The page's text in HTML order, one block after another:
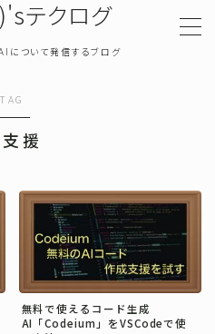
テクログ
について発信するブログ
TAG
援
無料で使えるコード生成
AI「Codeium」をVSCodeで使